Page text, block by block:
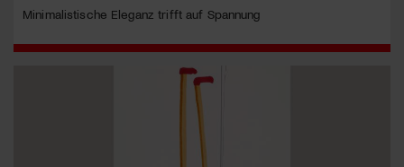
Minimalistische Eleganz trifft auf Spannung